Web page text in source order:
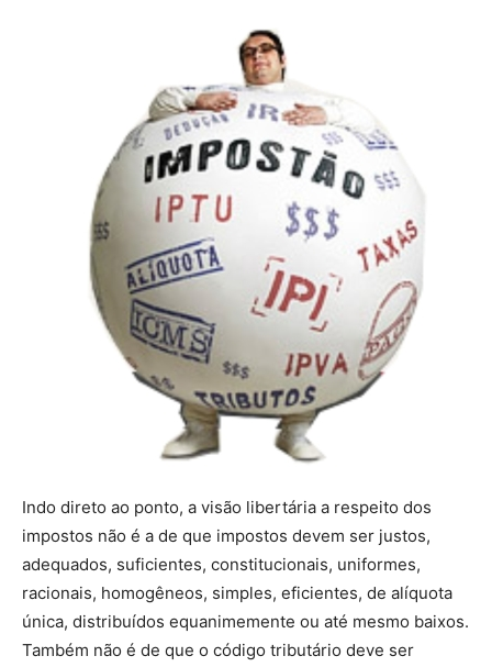
Indo direto ao ponto, a visão libertária a respeito dos
impostos não é a de que impostos devem ser justos,
adequados, suficientes, constitucionais, uniformes,
racionais, homogêneos, simples, eficientes, de alíquota
única, distribuídos equanimemente ou até mesmo baixos.
Também não é de que o código tributário deve ser